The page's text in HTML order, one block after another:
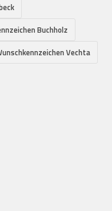
Buchholz
Vechta